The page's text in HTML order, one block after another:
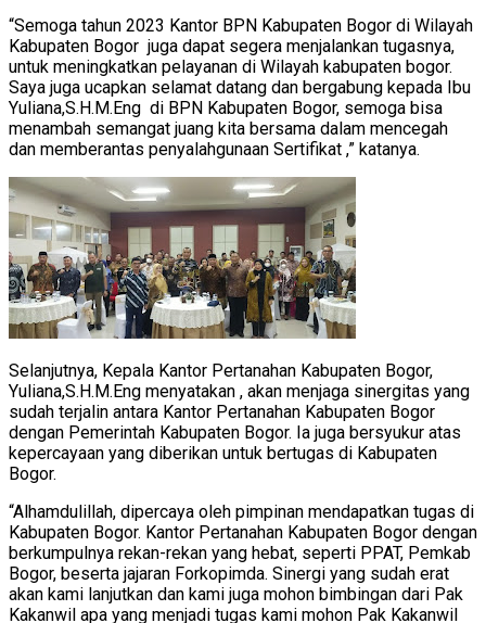
“Semoga tahun 2023 Kantor BPN Kabupaten Bogor di Wilayah
Kabupaten Bogor juga dapat segera menjalankan tugasnya,
untuk meningkatkan pelayanan di Wilayah kabupaten bogor.
Saya juga ucapkan selamat datang dan bergabung kepada Ibu
Yuliana,S.H.M.Eng di BPN Kabupaten Bogor, semoga bisa
menambah semangat juang kita bersama dalam mencegah
dan memberantas penyalahgunaan Sertifikat ,” katanya.
Selanjutnya, Kepala Kantor Pertanahan Kabupaten Bogor,
Yuliana,S.H.M.Eng menyatakan , akan menjaga sinergitas yang
sudah terjalin antara Kantor Pertanahan Kabupaten Bogor
dengan Pemerintah Kabupaten Bogor. Ia juga bersyukur atas
kepercayaan yang diberikan untuk bertugas di Kabupaten
Bogor.
“Alhamdulillah, dipercaya oleh pimpinan mendapatkan tugas di
Kabupaten Bogor. Kantor Pertanahan Kabupaten Bogor dengan
berkumpulnya rekan-rekan yang hebat, seperti PPAT, Pemkab
Bogor, beserta jajaran Forkopimda. Sinergi yang sudah erat
akan kami lanjutkan dan kami juga mohon bimbingan dari Pak
Kakanwil apa yang menjadi tugas kami mohon Pak Kakanwil